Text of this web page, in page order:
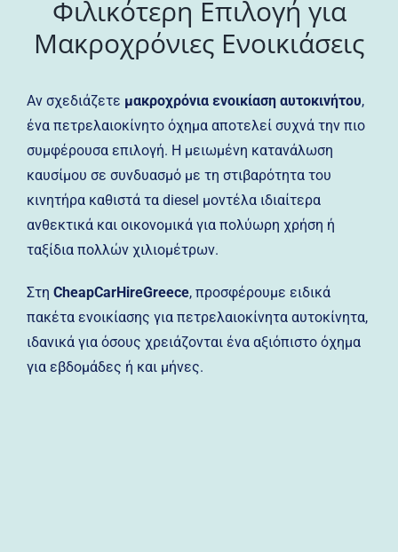
Φιλικότερη Επιλογή για
Μακροχρόνιες Ενοικιάσεις
Αν σχεδιάζετε μακροχρόνια ενοικίαση αυτοκινήτου,
ένα πετρελαιοκίνητο όχημα αποτελεί συχνά την πιο
συμφέρουσα επιλογή. Η μειωμένη κατανάλωση
καυσίμου σε συνδυασμό με τη στιβαρότητα του
κινητήρα καθιστά τα diesel μοντέλα ιδιαίτερα
ανθεκτικά και οικονομικά για πολύωρη χρήση ή
ταξίδια πολλών χιλιομέτρων.
Στη CheapCarHireGreece, προσφέρουμε ειδικά
πακέτα ενοικίασης για πετρελαιοκίνητα αυτοκίνητα,
ιδανικά για όσους χρειάζονται ένα αξιόπιστο όχημα
για εβδομάδες ή και μήνες.